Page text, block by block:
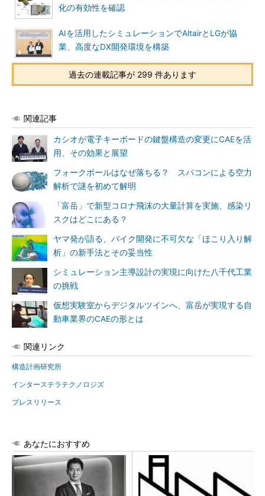
化の有効性を確認
AIを活用したシミュレーションでAltairとLGが協
業、高度なDX開発環境を構築
過去の連載記事が 299 件あります
関連記事
カシオが電子キーボードの鍵盤構造の変更にCAEを活
用、その効果と展望
フォークボールはなぜ落ちる？ スパコンによる空力
解析で謎を初めて解明
「富岳」で新型コロナ飛沫の大量計算を実施、感染リ
スクはどこにある？
ヤマ発が語る、バイク開発に不可欠な「ほこり入り解
析」の新手法とその妥当性
シミュレーション主導設計の実現に向けた八千代工業
の挑戦
仮想実験室からデジタルツインへ、富岳が実現する自
動車業界のCAEの形とは
関連リンク
構造計画研究所
インターステラテクノロジズ
プレスリリース
あなたにおすすめ